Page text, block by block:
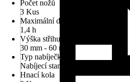
Počet nožů
3 Kus
Maximální doba sečení
1,4 h
Výška střihu min. - max.
30 mm - 60 mm
Typ nabíječky
Nabíjecí stanice
Hnací kola